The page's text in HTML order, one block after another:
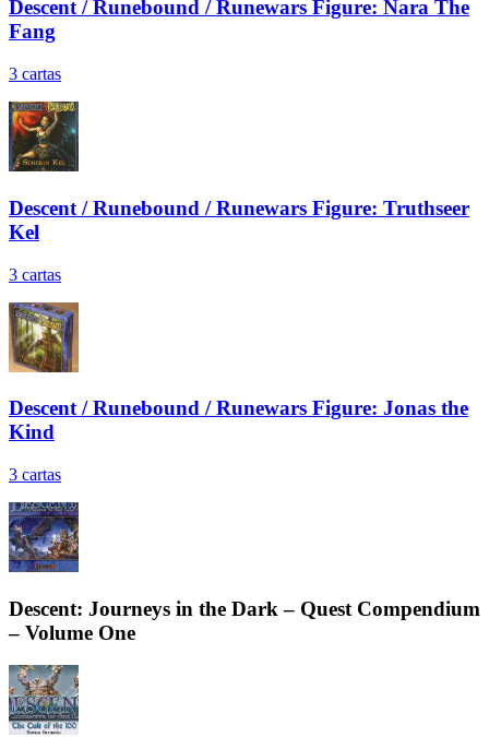
Descent / Runebound / Runewars Figure: Nara The
Fang
3 cartas
Descent / Runebound / Runewars Figure: Truthseer
Kel
3 cartas
Descent / Runebound / Runewars Figure: Jonas the
Kind
3 cartas
Descent: Journeys in the Dark – Quest Compendium
– Volume One